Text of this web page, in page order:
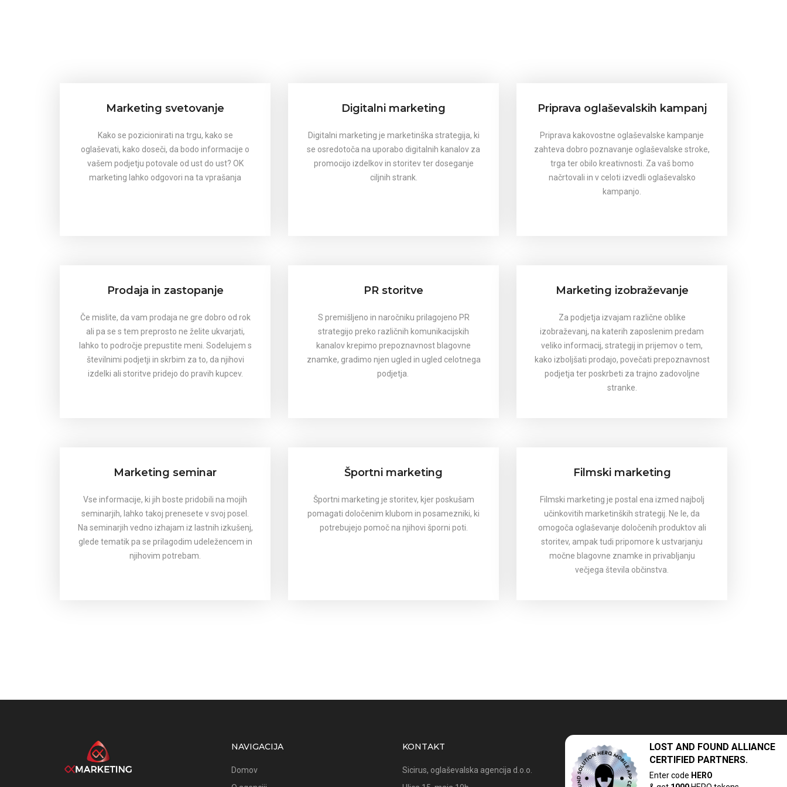
Marketing svetovanje
Kako se pozicionirati na trgu, kako se
oglaševati, kako doseči, da bodo informacije o
vašem podjetju potovale od ust do ust? OK
marketing lahko odgovori na ta vprašanja
Digitalni marketing
Digitalni marketing je marketinška strategija, ki
se osredotoča na uporabo digitalnih kanalov za
promocijo izdelkov in storitev ter doseganje
ciljnih strank.
Priprava oglaševalskih kampanj
Priprava kakovostne oglaševalske kampanje
zahteva dobro poznavanje oglaševalske stroke,
trga ter obilo kreativnosti. Za vaš bomo
načrtovali in v celoti izvedli oglaševalsko
kampanjo.
Prodaja in zastopanje
Če mislite, da vam prodaja ne gre dobro od rok
ali pa se s tem preprosto ne želite ukvarjati,
lahko to področje prepustite meni. Sodelujem s
številnimi podjetji in skrbim za to, da njihovi
izdelki ali storitve pridejo do pravih kupcev.
PR storitve
S premišljeno in naročniku prilagojeno PR
strategijo preko različnih komunikacijskih
kanalov krepimo prepoznavnost blagovne
znamke, gradimo njen ugled in ugled celotnega
podjetja.
Marketing izobraževanje
Za podjetja izvajam različne oblike
izobraževanj, na katerih zaposlenim predam
veliko informacij, strategij in prijemov o tem,
kako izboljšati prodajo, povečati prepoznavnost
podjetja ter poskrbeti za trajno zadovoljne
stranke.
Marketing seminar
Vse informacije, ki jih boste pridobili na mojih
seminarjih, lahko takoj prenesete v svoj posel.
Na seminarjih vedno izhajam iz lastnih izkušenj,
glede tematik pa se prilagodim udeležencem in
njihovim potrebam.
Športni marketing
Športni marketing je storitev, kjer poskušam
pomagati določenim klubom in posamezniki, ki
potrebujejo pomoč na njihovi šporni poti.
Filmski marketing
Filmski marketing je postal ena izmed najbolj
učinkovitih marketinških strategij. Ne le, da
omogoča oglaševanje določenih produktov ali
storitev, ampak tudi pripomore k ustvarjanju
močne blagovne znamke in privabljanju
večjega števila občinstva.
NAVIGACIJA
Domov
KONTAKT
Sicirus, oglaševalska agencija d.o.o.
LOST AND FOUND ALLIANCE
CERTIFIED PARTNERS.
Enter code HERO